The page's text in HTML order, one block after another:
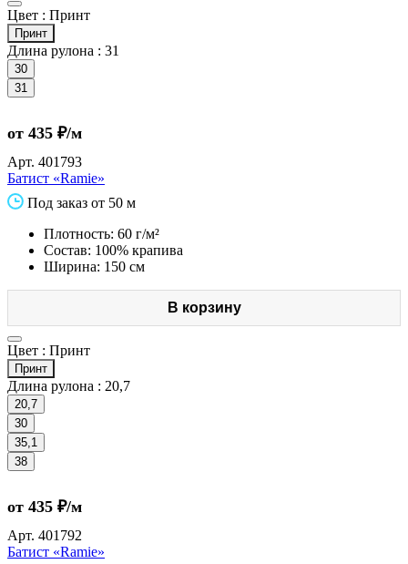
Цвет : Принт
Принт
Длина рулона : 31
30
31
от 435 ₽/м
Арт. 401793
Батист «Ramie»
Под заказ от 50 м
Плотность: 60 г/м²
Состав: 100% крапива
Ширина: 150 см
В корзину
Цвет : Принт
Принт
Длина рулона : 20,7
20,7
30
35,1
38
от 435 ₽/м
Арт. 401792
Батист «Ramie»